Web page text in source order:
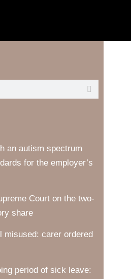
an autism spectrum
for the employer’s
Court on the two-
share
misused: carer ordered
period of sick leave: